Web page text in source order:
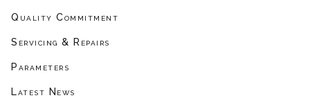
Quality Commitment
Servicing & Repairs
Parameters
Latest News